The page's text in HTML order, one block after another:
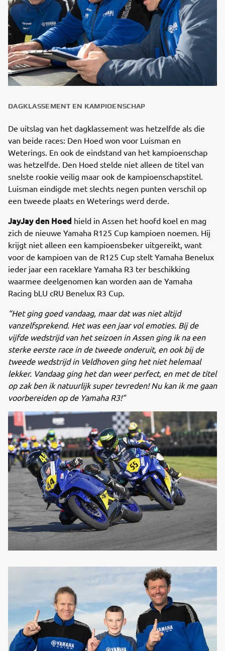
DAGKLASSEMENT EN KAMPIOENSCHAP
De uitslag van het dagklassement was hetzelfde als die
van beide races: Den Hoed won voor Luisman en
Weterings. En ook de eindstand van het kampioenschap
was hetzelfde. Den Hoed stelde niet alleen de titel van
snelste rookie veilig maar ook de kampioenschapstitel.
Luisman eindigde met slechts negen punten verschil op
een tweede plaats en Weterings werd derde.
JayJay den Hoed hield in Assen het hoofd koel en mag
zich de nieuwe Yamaha R125 Cup kampioen noemen. Hij
krijgt niet alleen een kampioensbeker uitgereikt, want
voor de kampioen van de R125 Cup stelt Yamaha Benelux
ieder jaar een raceklare Yamaha R3 ter beschikking
waarmee deelgenomen kan worden aan de Yamaha
Racing bLU cRU Benelux R3 Cup.
“Het ging goed vandaag, maar dat was niet altijd
vanzelfsprekend. Het was een jaar vol emoties. Bij de
vijfde wedstrijd van het seizoen in Assen ging ik na een
sterke eerste race in de tweede onderuit, en ook bij de
tweede wedstrijd in Veldhoven ging het niet helemaal
lekker. Vandaag ging het dan weer perfect, en met de titel
op zak ben ik natuurlijk super tevreden! Nu kan ik me gaan
voorbereiden op de Yamaha R3!”